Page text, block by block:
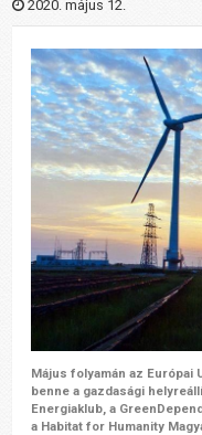
2020. május 12.
Május folyamán az Európai
benne a gazdasági
Energiaklub, a
a Habitat for Humanity